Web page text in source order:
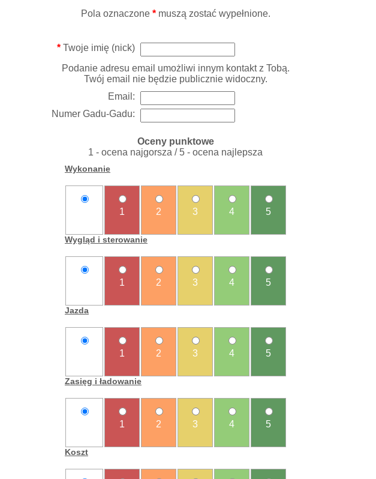
Pola oznaczone *muszą zostać wypełnione.
*Twoje imię (nick)
Podanie adresu email umożliwi innym kontakt z Tobą.
Twój email nie będzie publicznie widoczny.
Email:
Numer Gadu-Gadu:
Oceny punktowe
1 - ocena najgorsza / 5 - ocena najlepsza
Wykonanie
1 2 3 4 5
Wygląd i sterowanie
1 2 3 4 5
Jazda
1 2 3 4 5
Zasięg i ładowanie
1 2 3 4 5
Koszt